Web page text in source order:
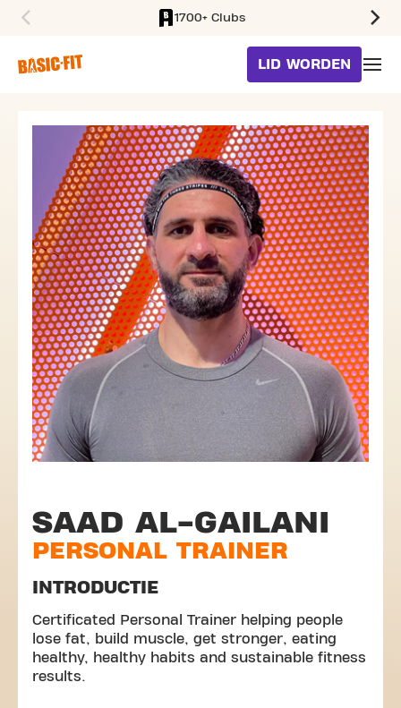
1700+ Clubs
LID WORDEN
SAAD AL-GAILANI
PERSONAL TRAINER
INTRODUCTIE
Certificated Personal Trainer helping people
lose fat, build muscle, get stronger, eating
healthy, healthy habits and sustainable fitness
results.